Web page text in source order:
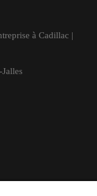
à Cadillac |